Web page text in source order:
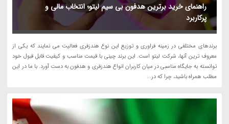
راهنمای خرید برترین هدفون بی سیم لیتو؛ انتخاب مالی و
پرکاربرد
برندهای مختلفی در زمینه فراوری و توزیع این نوع هندزفری فعالیت می نمایند که یکی از
معروف ترین آنها، شرکت لیتو است. این برند چینی با قیمت مناسب و کیفیت قابل قبول خود
توانسته به جایگاه مناسبی در میان کاربران انواع هندزفری و هدفون به دست آورد. با ما در این
مطلب همراه باشید، چرا که در...